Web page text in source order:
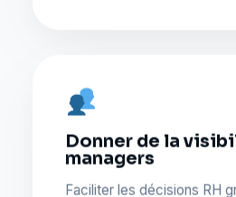
Donner de la
managers
Faciliter les décisions RH